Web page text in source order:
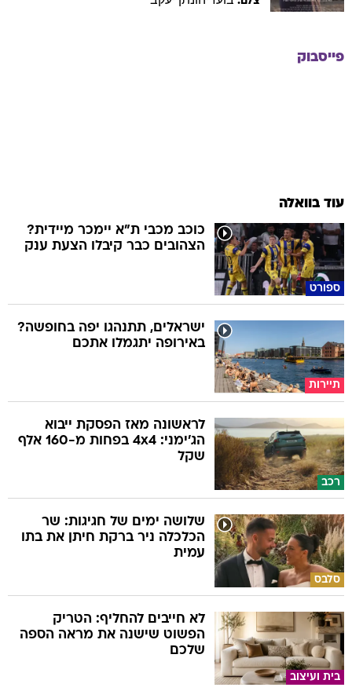
פייסבוק
עוד בוואלה
ספורט
כוכב מכבי ת"א יימכר מיידית?
הצהובים כבר קיבלו הצעת ענק
תיירות
ישראלים, תתנהגו יפה בחופשה?
באירופה יתגמלו אתכם
רכב
לראשונה מאז הפסקת ייבוא
הג'ימני: 4x4 בפחות מ-160 אלף
שקל
סלבס
שלושה ימים של חגיגות: שר
הכלכלה ניר ברקת חיתן את בתו
עמית
בית ועיצוב
לא חייבים להחליף: הטריק
הפשוט שישנה את מראה הספה
שלכם